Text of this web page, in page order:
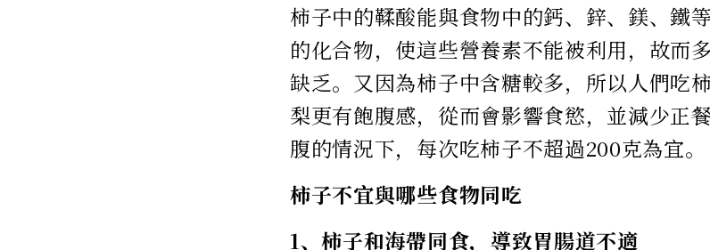
柿子中的鞣酸能與食物中的鈣、鋅、鎂、鐵
的化合物，使這些營養素不能被利用，故而
缺乏。又因為柿子中含糖較多，所以人們吃
梨更有飽腹感，從而會影響食慾，並減少正
腹的情況下，每次吃柿子不超過200克為宜。
柿子不宜與哪些食物同吃
1、柿子和海帶同食，導致胃腸道不適